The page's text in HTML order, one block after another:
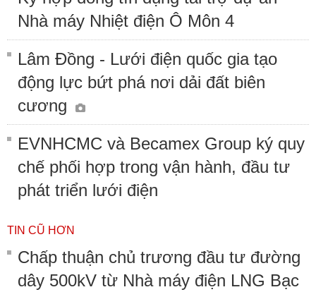
Nhà máy Nhiệt điện Ô Môn 4
Lâm Đồng - Lưới điện quốc gia tạo
động lực bứt phá nơi dải đất biên
cương
EVNHCMC và Becamex Group ký quy
chế phối hợp trong vận hành, đầu tư
phát triển lưới điện
TIN CŨ HƠN
Chấp thuận chủ trương đầu tư đường
dây 500kV từ Nhà máy điện LNG Bạc